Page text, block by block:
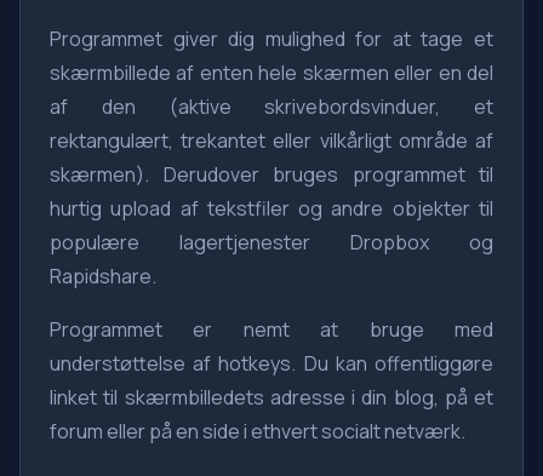
Programmet giver dig mulighed for at tage et
skærmbillede af enten hele skærmen eller en del
af den (aktive skrivebordsvinduer, et
rektangulært, trekantet eller vilkårligt område af
skærmen). Derudover bruges programmet til
hurtig upload af tekstfiler og andre objekter til
populære lagertjenester Dropbox og
Rapidshare.
Programmet er nemt at bruge med
understøttelse af hotkeys. Du kan offentliggøre
linket til skærmbilledets adresse i din blog, på et
forum eller på en side i ethvert socialt netværk.